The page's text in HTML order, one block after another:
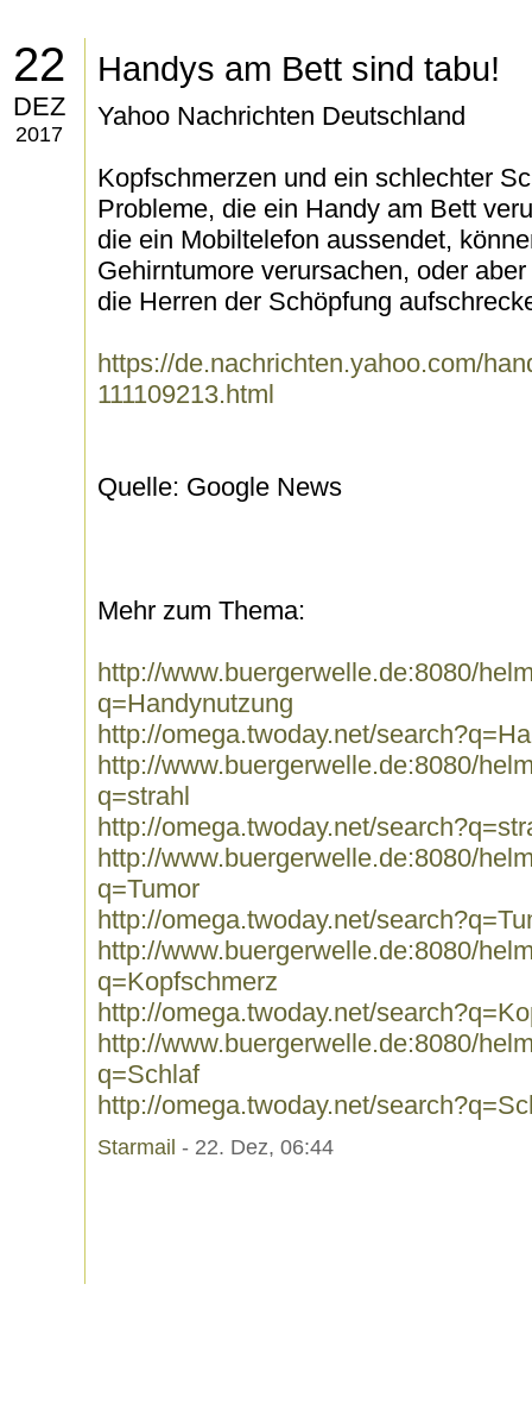
22
DEZ
2017
Handys am Bett sind tabu!
Yahoo Nachrichten Deutschland
Kopfschmerzen und ein schlechter
Probleme, die ein Handy am Bett
die ein Mobiltelefon aussendet,
Gehirntumore verursachen, oder
die Herren der Schöpfung
https://de.nachrichten.yahoo.com/
111109213.html
Quelle: Google News
Mehr zum Thema:
http://www.buergerwelle.de:8080/
q=Handynutzung
http://omega.twoday.net/
http://www.buergerwelle.de:8080/
q=strahl
http://omega.twoday.net/
http://www.buergerwelle.de:8080/
q=Tumor
http://omega.twoday.net/
http://www.buergerwelle.de:8080/
q=Kopfschmerz
http://omega.twoday.net/
http://www.buergerwelle.de:8080/
q=Schlaf
http://omega.twoday.net/
Starmail - 22. Dez, 06:44